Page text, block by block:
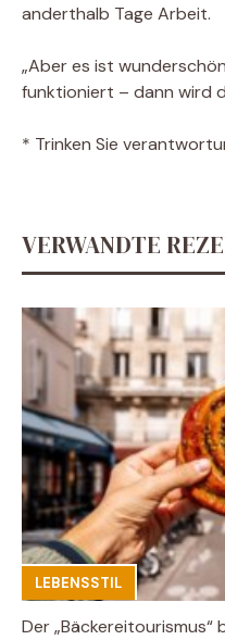
anderthalb Tage Arbeit.
„Aber es ist
funktioniert – dann wird
* Trinken Sie
VERWANDTE
LEBENSSTIL
Der